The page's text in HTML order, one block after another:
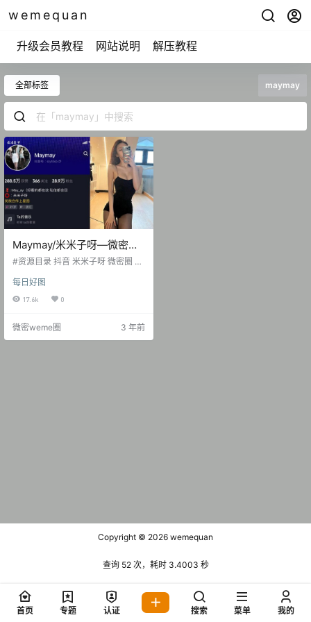
wemequan
升级会员教程 网站说明 解压教程
全部标签 maymay
Maymay/米米子呀—微密图
片视频合集【持续更新】
#资源目录 抖音 米米子呀 微密圈 N
呀 微密圈 NO.002期 【30P6V】 抖
音 米米子呀 微密圈 NO.003期 【23
圈 NO.005期 【1P2V】 抖音 米米
子呀 微密圈 NO.006期 【19P1V】
每日好图
17.6k 0
微密weme圈 3 年前
Copyright © 2026 wemequan
查询 52 次，耗时 3.4003 秒
首页 专题 认证 搜索 菜单 我的